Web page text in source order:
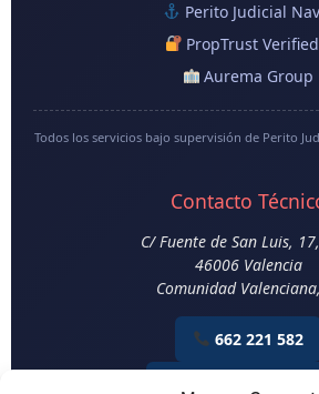
Perito Judicial
PropTrust
Aurema Group
Todos los servicios bajo supervisión de Perito
Contacto
C/ Fuente de San Luis,
46006 Valencia
Comunidad Valenciana,
662 221 582